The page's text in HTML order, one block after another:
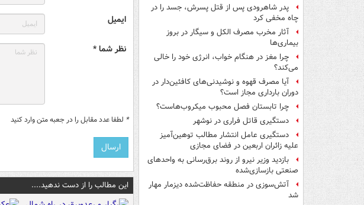
پدر شاهرودی پس از قتل پسرش، جسد را در
چاه مخفی کرد
آثار مخرب مصرف الکل و سیگار در بروز
بیماری‌ها
چرا مغز در هنگام خواب، انرژی خود را خالی
می‌کند؟
آیا مصرف قهوه و نوشیدنی‌های کافئین‌دار در
دوران بارداری مجاز است؟
چرا تابستان فصل محبوب میکروب‌هاست؟
دستگیری قاتل فراری در نوشهر
دستگیری عامل انتشار مطالب توهین‌آمیز
علیه زائران اربعین در فضای مجازی
بازدید وزیر نیرو از روند برق‌رسانی به واحدهای
صنعتی بازسازی‌شده
آتش‌سوزی در منطقه حفاظت‌شده دیزمار مهار
شد
ایمیل
نظر شما *
* لطفا عدد مقابل را در جعبه متن وارد کنید
این مطالب را از دست ندهید....